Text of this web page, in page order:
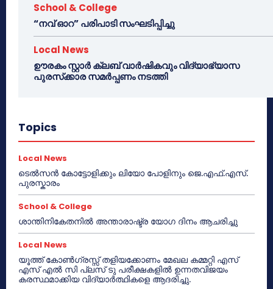
School & College
“നവ് ഓറ” പരിപാടി സംഘടിപ്പിച്ചു
Local News
ഊരകം സ്റ്റാർ ക്ലബ് വാർഷികവും വിദ്യാഭ്യാസ
പുരസ്‌ക്കാര സമർപ്പണം നടത്തി
Topics
Local News
ടെൽസൻ കോട്ടോളിക്കും ലിയോ പോളിനും ജെ.എഫ്.എസ്.
പുരസ്കാരം
School & College
ശാന്തിനികേതനിൽ അന്താരാഷ്ട്ര യോഗ ദിനം ആചരിച്ചു
Local News
യൂത്ത് കോൺഗ്രസ്സ് തളിയക്കോണം മേഖല കമ്മറ്റി എസ്
എസ് എൽ സി പ്ലസ് ടു പരീക്ഷകളിൽ ഉന്നതവിജയം
കരസ്ഥമാക്കിയ വിദ്യാർത്ഥികളെ ആദരിച്ചു.